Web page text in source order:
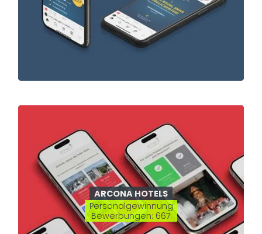
KUNDENBEISPIELE ANSEHEN
HIER LANG!
ANFRAGE STELLEN
HIER LANG!
ARCONA HOTELS
Personalgewinnung
Bewerbungen: 667